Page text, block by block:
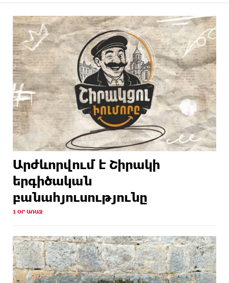
Արժևորվում է Շիրակի
երգիծական
բանահյուսությունը
1 ՕՐ ԱՌԱՋ